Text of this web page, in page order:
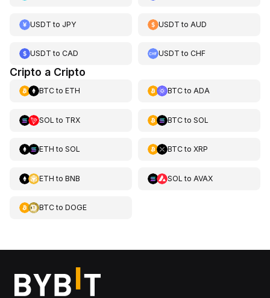
USDT to JPY USDT to AUD
USDT to CAD USDT toCHF
Cripto a Cripto
BTCto ETH BTCto ADA
SOL to TRX BTCto SOL
ETH to SOL BTCto XRP
ETH to BNB SOL to AVAX
BTCto DOGE